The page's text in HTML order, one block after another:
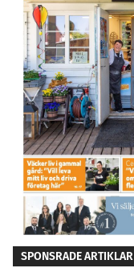
SPONSRADE ARTIKLAR